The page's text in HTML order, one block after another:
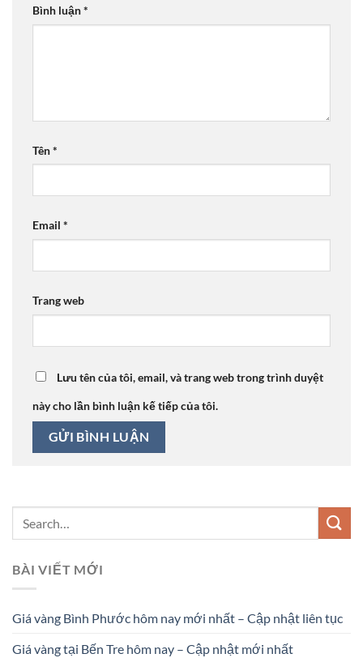
Bình luận*
Tên*
Email *
Trang web
Lưu tên của tôi, email, và trang web trong trình duyệt
này cho lần bình luận kế tiếp của tôi.
BÀI VIẾT MỚI
Giá vàng Bình Phước hôm nay mới nhất – Cập nhật liên tục
Giá vàng tại Bến Tre hôm nay – Cập nhật mới nhất